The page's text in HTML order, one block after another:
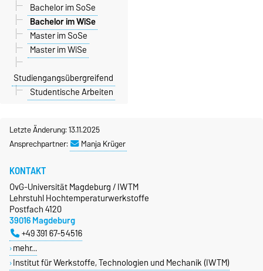
Bachelor im SoSe
Bachelor im WiSe
Master im SoSe
Master im WiSe
Studiengangsübergreifend
Studentische Arbeiten
Letzte Änderung: 13.11.2025
Ansprechpartner:
Manja Krüger
KONTAKT
OvG-Universität Magdeburg / IWTM
Lehrstuhl Hochtemperaturwerkstoffe
Postfach 4120
39016 Magdeburg
+49 391 67-54516
mehr…
Institut für Werkstoffe, Technologien und Mechanik (IWTM)